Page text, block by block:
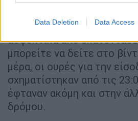
Data Deletion Data Access
Λίγη ώρα αργότερα, το
ασφυκτικά από
μπορείτε να δείτε στο
μέρα, οι ουρές για την
σχηματίστηκαν από τις
έφταναν ακόμη και στην
δρόμου.